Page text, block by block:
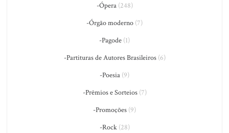
-Ópera(248)
-Órgão moderno (7)
-Pagode (1)
-Partituras de Autores Brasileiros(6)
-Poesia (9)
-Prêmios e Sorteios(7)
-Promoções (9)
-Rock(28)